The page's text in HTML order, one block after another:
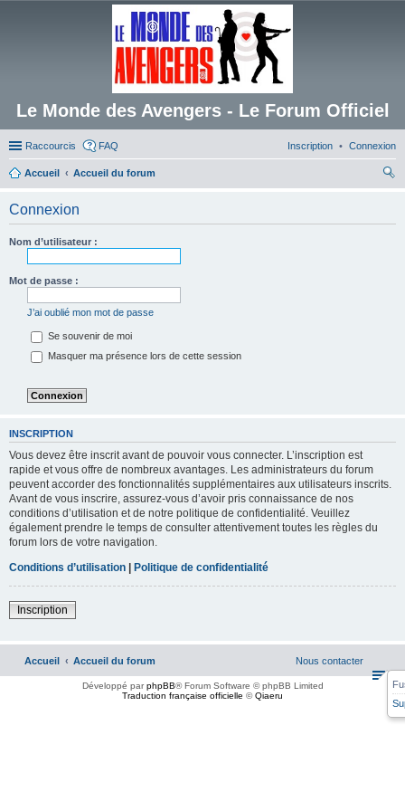
Le Monde des Avengers - Le Forum Officiel
Raccourcis FAQ Connexion
Inscription
Accueil
Accueil du forum
Connexion
Nom d’utilisateur :
Mot de passe :
J’ai oublié mon mot de passe
Se souvenir de moi
Masquer ma présence lors de cette session
INSCRIPTION
Vous devez être inscrit avant de pouvoir vous connecter. L’inscription est
rapide et vous offre de nombreux avantages. Les administrateurs du forum
peuvent accorder des fonctionnalités supplémentaires aux utilisateurs inscrits.
Avant de vous inscrire, assurez-vous d’avoir pris connaissance de nos
conditions d’utilisation et de notre politique de confidentialité. Veuillez
également prendre le temps de consulter attentivement toutes les règles du
forum lors de votre navigation.
Conditions d’utilisation | Politique de confidentialité
Inscription
Accueil Accueil du forum Nous contacter
Développé parphpBB® Forum Software © phpBB Limited
Traduction française officielle ©Qiaeru